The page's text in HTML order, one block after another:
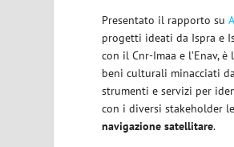
Presentato il rapporto su
progetti ideati da Ispra e
con il Cnr-Imaa e l’Enav,
beni culturali minacciati
strumenti e servizi per
con i diversi stakeholder
navigazione satellitare.